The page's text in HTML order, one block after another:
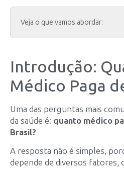
Veja o que vamos abordar:
Introdução:
Médico Paga
Uma das perguntas mais
da saúde é: quanto médico
Brasil?
A resposta não é simples,
depende de diversos fatores,